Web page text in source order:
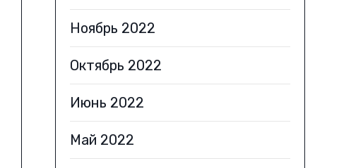
Ноябрь 2022
Октябрь 2022
Июнь 2022
Май 2022